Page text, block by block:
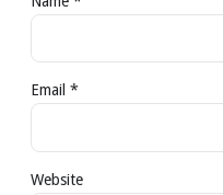
Email *
Website